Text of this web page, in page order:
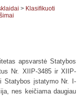
> Klasifikuoti
apsvarstė Statybos
Nr. XIIP-3485 ir XIIP-
Statybos įstatymo Nr. I-
nes keičiama daugiau